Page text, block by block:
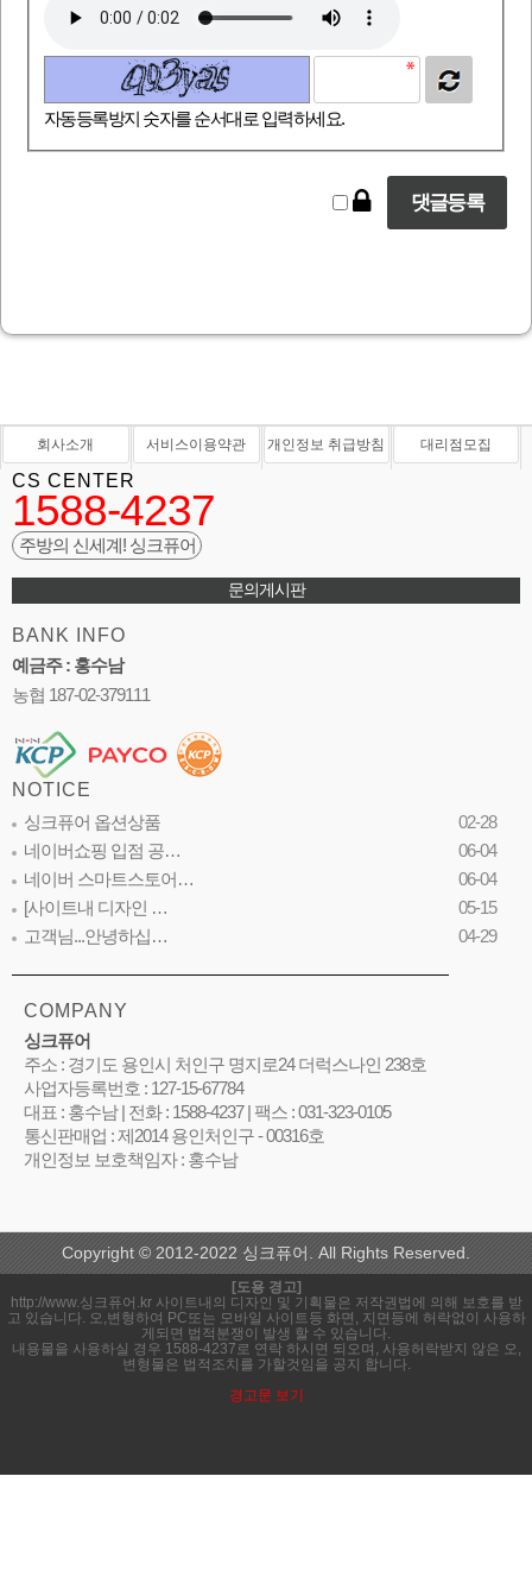
자동등록방지 숫자를 순서대로 입력하세요.
회사소개 서비스이용약관 개인정보 취급방침 대리점모집
CS CENTER
1588-4237
주방의 신세계! 싱크퓨어
문의게시판
BANK INFO
예금주 : 홍수남
농협 187-02-379111
NOTICE
싱크퓨어 옵션상품
02-28
네이버쇼핑 입점 공…
06-04
네이버 스마트스토어…
06-04
[사이트내 디자인 …
05-15
고객님...안녕하십…
04-29
COMPANY
싱크퓨어
주소 : 경기도 용인시 처인구 명지로24 더럭스나인 238호
사업자등록번호 : 127-15-67784
대표 : 홍수남 | 전화 : 1588-4237 | 팩스 : 031-323-0105
통신판매업 : 제2014 용인처인구 - 00316호
개인정보 보호책임자 : 홍수남
Copyright © 2012-2022 싱크퓨어. All Rights Reserved.
[도용 경고]
http://www.싱크퓨어.kr 사이트내의 디자인 및 기획물은 저작권법에 의해 보호를 받
고 있습니다. 오,변형하여 PC또는 모바일 사이트등 화면, 지면등에 허락없이 사용하
게되면 법적분쟁이 발생 할 수 있습니다.
내용물을 사용하실 경우 1588-4237로 연락 하시면 되오며, 사용허락받지 않은 오,
변형물은 법적조치를 가할것임을 공지 합니다.
경고문 보기